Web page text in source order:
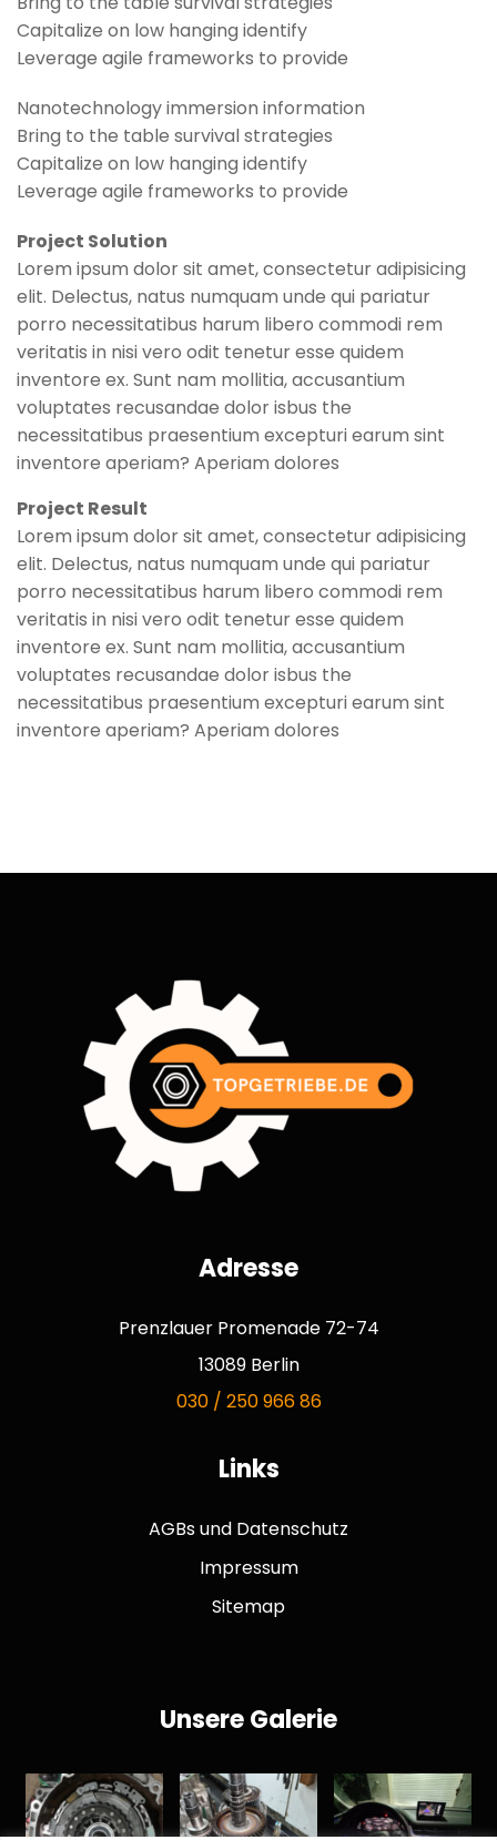
Capitalize on low hanging identify
Leverage agile frameworks to provide
Nanotechnology immersion information
Bring to the table survival strategies
Capitalize on low hanging identify
Leverage agile frameworks to provide
Project Solution
Lorem ipsum dolor sit amet, consectetur adipisicing
elit. Delectus, natus numquam unde qui pariatur
porro necessitatibus harum libero commodi rem
veritatis in nisi vero odit tenetur esse quidem
inventore ex. Sunt nam mollitia, accusantium
voluptates recusandae dolor isbus the
necessitatibus praesentium excepturi earum sint
inventore aperiam? Aperiam dolores
Project Result
Lorem ipsum dolor sit amet, consectetur adipisicing
elit. Delectus, natus numquam unde qui pariatur
porro necessitatibus harum libero commodi rem
veritatis in nisi vero odit tenetur esse quidem
inventore ex. Sunt nam mollitia, accusantium
voluptates recusandae dolor isbus the
necessitatibus praesentium excepturi earum sint
inventore aperiam? Aperiam dolores
Adresse
Prenzlauer Promenade 72-74
13089 Berlin
030 / 250 966 86
Links
AGBs und Datenschutz
Impressum
Sitemap
Unsere Galerie